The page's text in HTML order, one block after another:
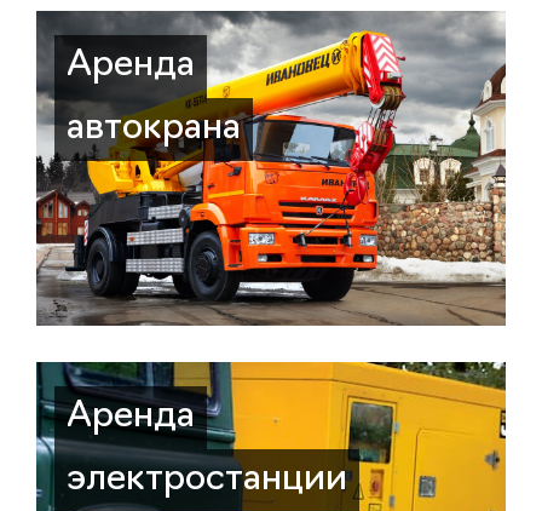
Аренда
автокрана
Аренда
электростанции